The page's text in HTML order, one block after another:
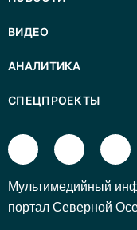
ВИДЕО
АНАЛИТИКА
СПЕЦПРОЕКТЫ
Mультимедийный
портал Северной